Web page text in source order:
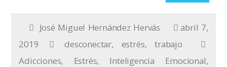
José Miguel Hernández Hervás
abril 7,
2019
desconectar, estrés,trabajo
Adicciones, Estrés, Inteligencia Emocional,